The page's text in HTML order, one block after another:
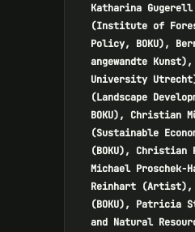
Katharina
(Institute of
Policy, BOKU),
angewandte
University
(Landscape
BOKU), Christian
(Sustainable
(BOKU),
Michael Proschek-
Reinhart (Artist),
(BOKU), Patricia
and Natural